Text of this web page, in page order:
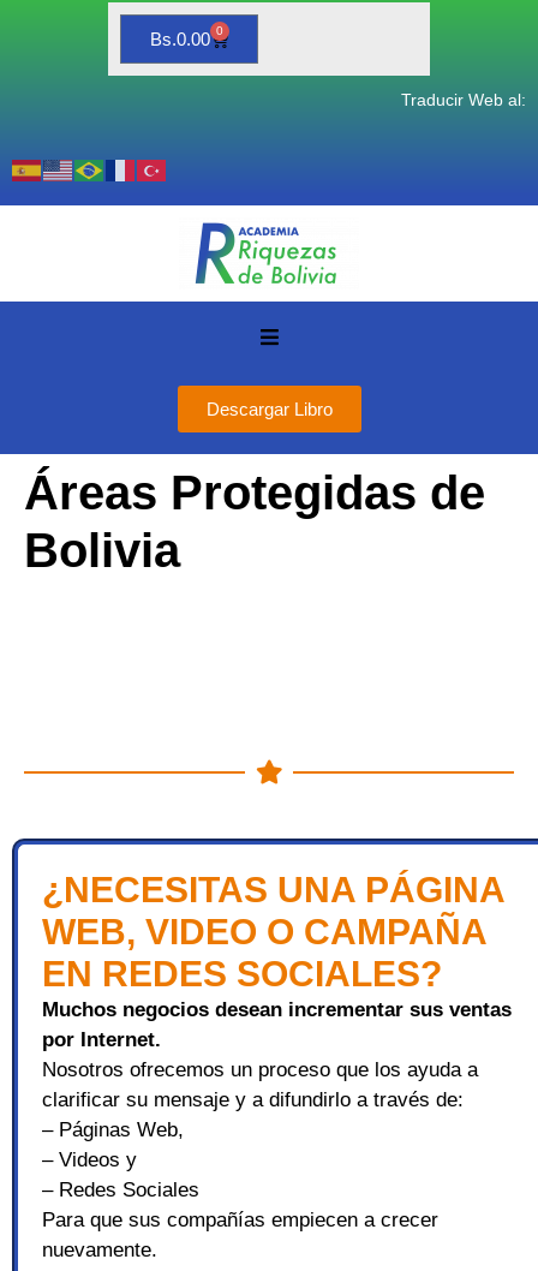
Bs.0.00 0
Traducir Web al:
Descargar Libro
Áreas Protegidas de
Bolivia
¿NECESITAS UNA PÁGINA
WEB, VIDEO O CAMPAÑA
EN REDES SOCIALES?
Muchos negocios desean incrementar sus ventas
por Internet.
Nosotros ofrecemos un proceso que los ayuda a
clarificar su mensaje y a difundirlo a través de:
– Páginas Web,
– Videos y
– Redes Sociales
Para que sus compañías empiecen a crecer
nuevamente.